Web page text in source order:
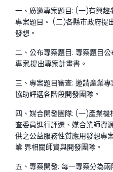
一、廣邀專案題目: (一)有興趣
專案題目。 (二)各縣市政府提
發想。
二、公布專案題目: 專案題目
專案,提出專案計畫書。
三、專案題目審查: 邀請產業
協助評選各階段開發團隊。
四、媒合開發團隊: (一)產業
查委員進行評選、媒合業師資
供之公益服務性質應用發想專
業 界相關師資與開發團隊。
五、專案開發: 每一專案分為